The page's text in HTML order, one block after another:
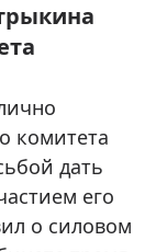
комитета
дать
его
о силовом